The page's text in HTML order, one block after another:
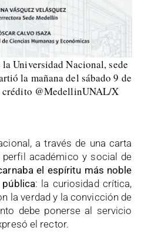
Universidad Nacional, sede
la mañana del sábado 9 de
crédito @MedellinUNAL/X
a través de una carta
académico y social de
el espíritu más noble
: la curiosidad crítica,
la verdad y la convicción de
debe ponerse al servicio
el rector.